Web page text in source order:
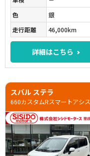
色
銀
走行距離
46,000km
詳細はこちら
スバル ステラ
660カスタムRスマートアシ